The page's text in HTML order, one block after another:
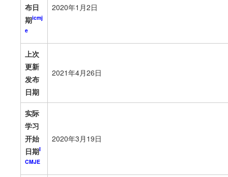
布日
期icmj
e
2020年1月2日
上次
更新
发布
日期
2021年4月26日
实际
学习
开始
日期I
CMJE
2020年3月19日